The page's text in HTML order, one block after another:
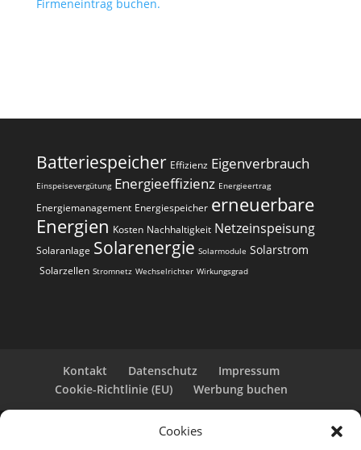
Cookies
Firmeneintrag buchen.
Batteriespeicher Effizienz Eigenverbrauch
Einspeisevergütung Energieeffizienz Energieertrag
Energiemanagement Energiespeicher erneuerbare
Energien Kosten Nachhaltigkeit Netzeinspeisung
Solaranlage Solarenergie Solarmodule Solarstrom
Solarzellen Stromnetz Wechselrichter Wirkungsgrad
Kontakt Datenschutz
Impressum
Cookie-Richtlinie (EU)
Werbung buchen
Copyright 2025-2026 | Web24 Consulting AVO UG |